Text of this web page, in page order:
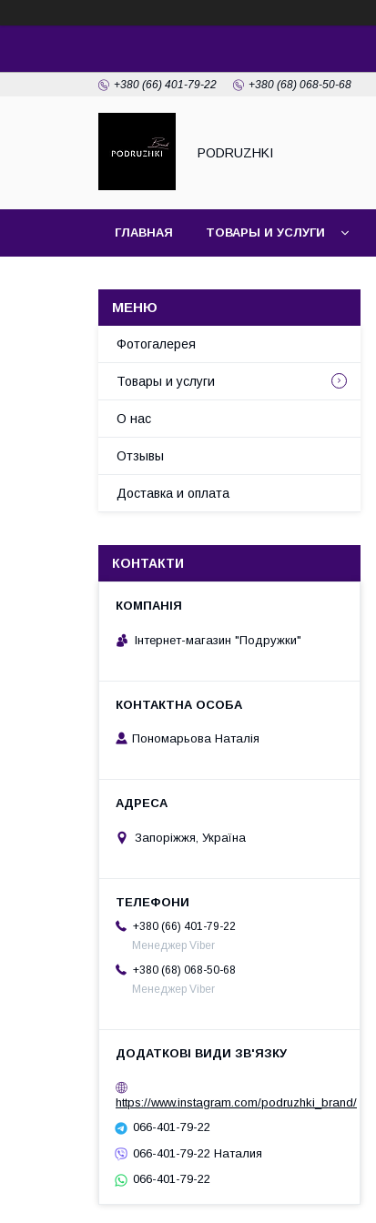
+380 (66) 401-79-22 +380 (68) 068-50-68
PODRUZHKI
ГЛАВНАЯ ТОВАРЫ И УСЛУГИ
Фотогалерея
Товары и услуги
О нас
Отзывы
Доставка и оплата
КОНТАКТИ
Інтернет-магазин "Подружки"
Пономарьова Наталія
Запоріжжя, Україна
+380 (66) 401-79-22
Менеджер Viber
+380 (68) 068-50-68
Менеджер Viber
https://www.instagram.com/podruzhki_brand/
066-401-79-22
066-401-79-22 Наталия
066-401-79-22